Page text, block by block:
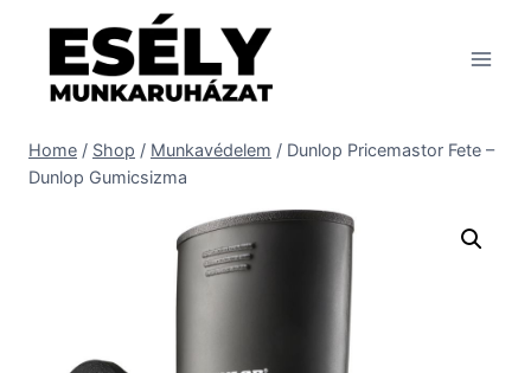
content
Home / Shop / Munkavédelem / Dunlop Pricemastor Fete –
Dunlop Gumicsizma